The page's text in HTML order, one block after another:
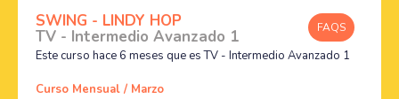
FAQS
SWING - LINDY HOP
TV - Intermedio Avanzado 1
Este curso hace 6 meses que es TV - Intermedio Avanzado 1
Curso Mensual / Marzo